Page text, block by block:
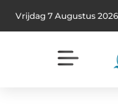
Vrijdag 7 Augustus 2026